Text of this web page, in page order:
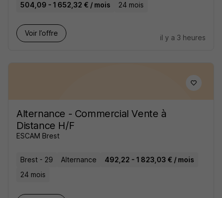
504,09 - 1 652,32 € / mois
24 mois
Voir l’offre
il y a 3 heures
Alternance - Commercial Vente à
Distance H/F
ESCAM Brest
Brest - 29 Alternance
492,22 - 1 823,03 € / mois
24 mois